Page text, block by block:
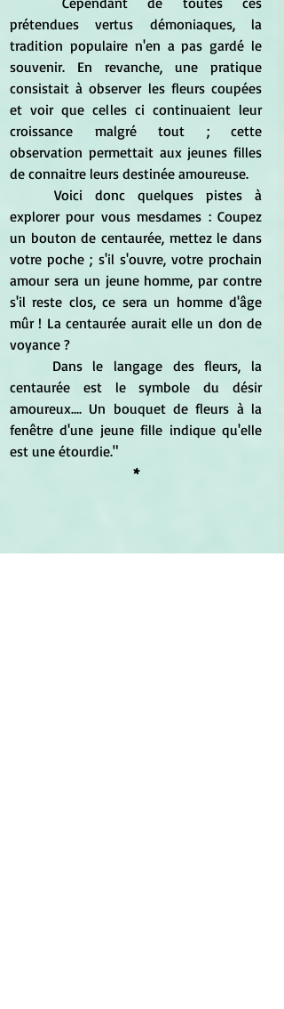
prétendues vertus démoniaques, la
tradition populaire n'en a pas gardé le
souvenir. En revanche, une pratique
consistait à observer les fleurs coupées
et voir que celles ci continuaient leur
croissance malgré tout ; cette
observation permettait aux jeunes filles
de connaitre leurs destinée amoureuse.
explorer pour vous mesdames : Coupez
un bouton de centaurée, mettez le dans
votre poche ; s'il s'ouvre, votre prochain
amour sera un jeune homme, par contre
s'il reste clos, ce sera un homme d'âge
mûr ! La centaurée aurait elle un don de
voyance ?
centaurée est le symbole du désir
amoureux.... Un bouquet de fleurs à la
fenêtre d'une jeune fille indique qu'elle
est une étourdie."
*